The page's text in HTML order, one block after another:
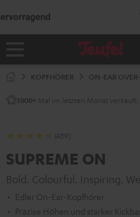
Startseite
KOPFHÖRER ON-EAR
1000+ Mal im letzten Monat verkauft.
(439)
SUPREME ON
Bold. Colourful. Inspiring.
Edler On-Ear-Kopfhörer
Präzise Höhen und starker